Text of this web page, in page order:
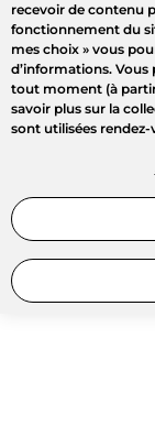
recevoir de contenu
fonctionnement du
mes choix » vous
d’informations.
tout moment (à partir
savoir plus sur la
sont utilisées rendez-